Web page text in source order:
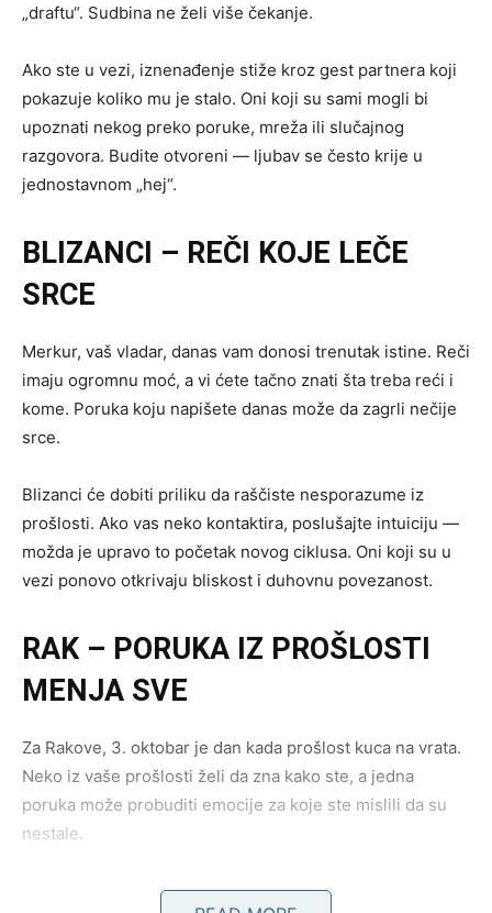
„draftu“. Sudbina ne želi više čekanje.
Ako ste u vezi, iznenađenje stiže kroz gest partnera koji
pokazuje koliko mu je stalo. Oni koji su sami mogli bi
upoznati nekog preko poruke, mreža ili slučajnog
razgovora. Budite otvoreni — ljubav se često krije u
jednostavnom „hej“.
BLIZANCI – REČI KOJE LEČE
SRCE
Merkur, vaš vladar, danas vam donosi trenutak istine. Reči
imaju ogromnu moć, a vi ćete tačno znati šta treba reći i
kome. Poruka koju napišete danas može da zagrli nečije
srce.
Blizanci će dobiti priliku da raščiste nesporazume iz
prošlosti. Ako vas neko kontaktira, poslušajte intuiciju —
možda je upravo to početak novog ciklusa. Oni koji su u
vezi ponovo otkrivaju bliskost i duhovnu povezanost.
RAK – PORUKA IZ PROŠLOSTI
MENJA SVE
Za Rakove, 3. oktobar je dan kada prošlost kuca na vrata.
Neko iz vaše prošlosti želi da zna kako ste, a jedna
poruka može probuditi emocije za koje ste mislili da su
nestale.
Zvezde vam savetuju da slušate srce, ali i da ostanete na